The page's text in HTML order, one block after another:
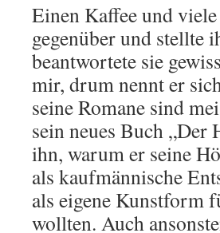
Einen Kaffee und
gegenüber und stellte
beantwortete sie
mir, drum nennt er
seine Romane sind
sein neues Buch
ihn, warum er seine
als kaufmännische
als eigene Kunstform
wollten. Auch